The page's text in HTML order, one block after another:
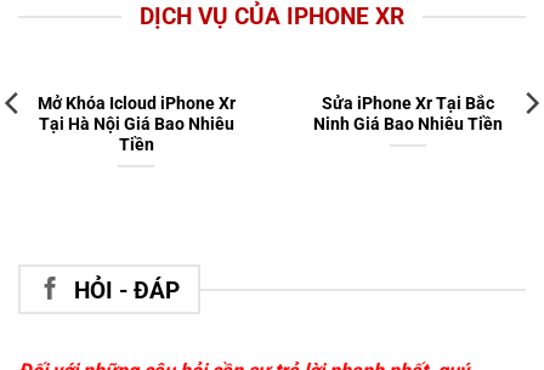
DỊCH VỤ CỦA IPHONE XR
Mở Khóa Icloud iPhone Xr
Tại Hà Nội Giá Bao Nhiêu
Tiền
Sửa iPhone Xr Tại Bắc
Ninh Giá Bao Nhiêu Tiền
HỎI - ĐÁP